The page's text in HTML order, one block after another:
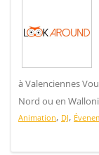
à Valenciennes
Nord ou en
Animation, DJ,